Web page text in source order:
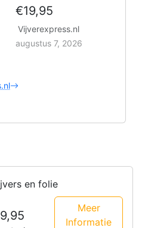
€19,95
Vijverexpress.nl
augustus 7, 2026
en folie
Meer
Informatie